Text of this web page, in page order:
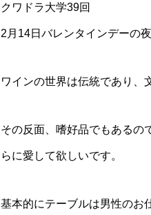
クワドラ大学39回
2月14日バレンタインデーの
ワインの世界は伝統であり、
その反面、嗜好品でもあるの
らに愛して欲しいです。
基本的にテーブルは男性のお